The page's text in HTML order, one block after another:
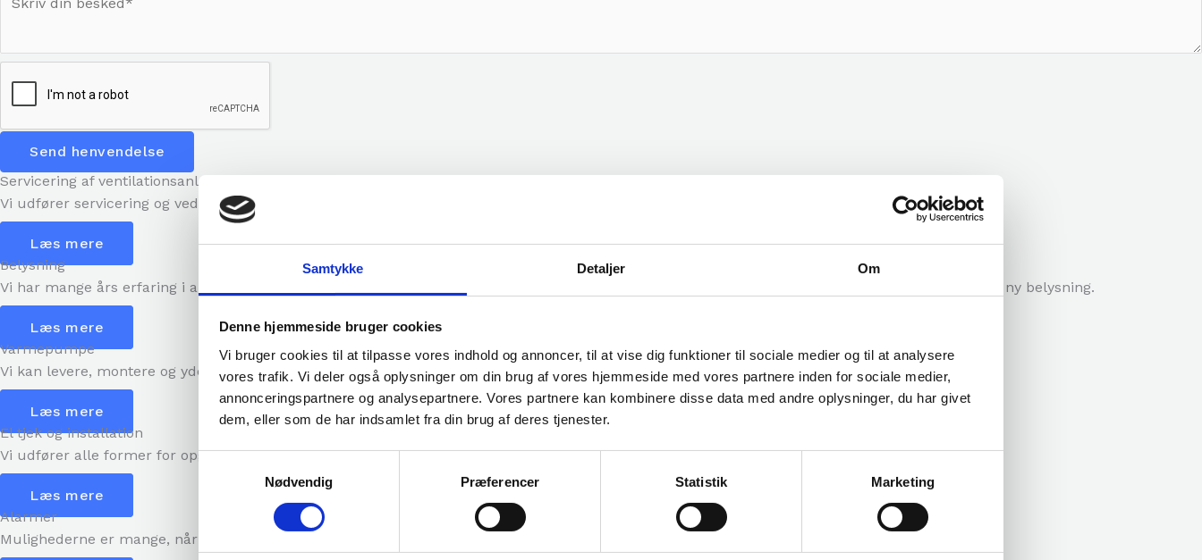
Samtykke Detaljer Om
Denne hjemmeside bruger cookies
Vi bruger cookies til at tilpasse vores indhold og annoncer, til at vise dig funktioner til sociale medier og til at analysere
vores trafik. Vi deler også oplysninger om din brug af vores hjemmeside med vores partnere inden for sociale medier,
annonceringspartnere og analysepartnere. Vores partnere kan kombinere disse data med andre oplysninger, du har givet
dem, eller som de har indsamlet fra din brug af deres tjenester.
Nødvendig
Præferencer Statistik Marketing
Send henvendelse
Servicering af ventilationsanlæg
Vi udfører servicering og vedligehold af dine etablerede ventilationsanlæg.
Læs mere
Belysning
Vi har mange års erfaring i arbejdet med lys og elektriske installationer. Det kan derfor betale sig at tage os med på råd, når der skal planlægges ny belysning.
Læs mere
Varmepumpe
Vi kan levere, montere og yde service, til din luft til luft eller luft til vand varmepumpe.
Læs mere
El tjek og installation
Vi udfører alle former for opgaver indenfor el installationer i Silkeborg og omegn.
Læs mere
Alarmer
Mulighederne er mange, når det kommer til sikring mod indbrud, og en grundig overvejelse er nødvendig for at vælge den korrekte løsning.